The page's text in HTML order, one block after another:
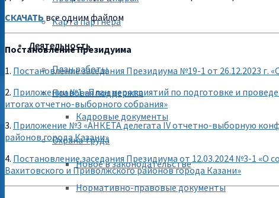
Карта партнера
Деятельность
План работы
Правовая поддержка
Кадровые документы
Охрана труда
Новое в законодательстве
Нормативно-правовые документы
СКАЧАТЬ все одним файлом
Постановление Президуима
1. Постановление заседания Президиума №19-1 от 26.12.2023
2. Приложении №1 «План мероприятий по подготовке и
итогах отчетно-выборного собрания»
3. Приложение №3 «АНКЕТА делегата IV отчетно-выборную
районов города Казани»
4. Постановление заседания Президиума от 12.03.2024 №3-1
Вахитовского и Приволжского районов города Казани»